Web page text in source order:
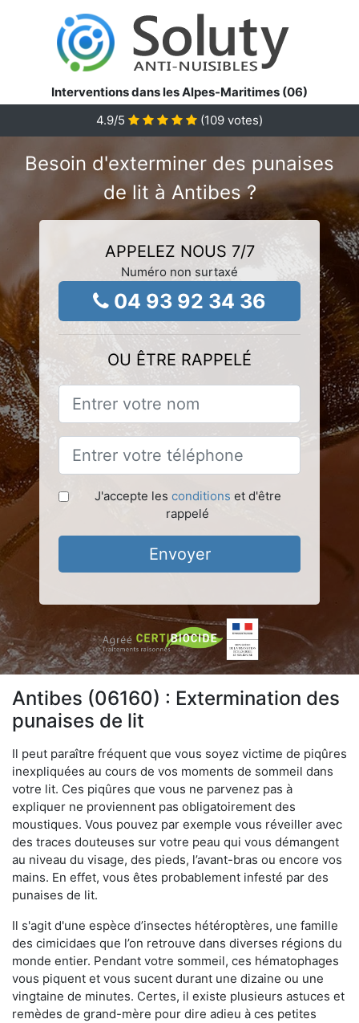
Interventions dans les Alpes-Maritimes (06)
4.9/5 (109 votes)
Besoin d'exterminer des punaises
de lit à Antibes ?
APPELEZ NOUS 7/7
Numéro non surtaxé
04 93 92 34 36
OU ÊTRE RAPPELÉ
J'accepte les conditions et d'être
rappelé
Envoyer
Antibes (06160) : Extermination des
punaises de lit
Il peut paraître fréquent que vous soyez victime de piqûres
inexpliquées au cours de vos moments de sommeil dans
votre lit. Ces piqûres que vous ne parvenez pas à
expliquer ne proviennent pas obligatoirement des
moustiques. Vous pouvez par exemple vous réveiller avec
des traces douteuses sur votre peau qui vous démangent
au niveau du visage, des pieds, l’avant-bras ou encore vos
mains. En effet, vous êtes probablement infesté par des
punaises de lit.
Il s'agit d'une espèce d’insectes hétéroptères, une famille
des cimicidaes que l’on retrouve dans diverses régions du
monde entier. Pendant votre sommeil, ces hématophages
vous piquent et vous sucent durant une dizaine ou une
vingtaine de minutes. Certes, il existe plusieurs astuces et
remèdes de grand-mère pour dire adieu à ces petites